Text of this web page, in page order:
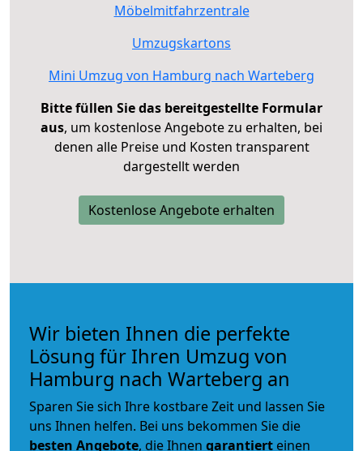
Möbelmitfahrzentrale
Umzugskartons
Mini Umzug von Hamburg nach Warteberg
Bitte füllen Sie das bereitgestellte Formular
aus, um kostenlose Angebote zu erhalten, bei
denen alle Preise und Kosten transparent
dargestellt werden
Kostenlose Angebote erhalten
Wir bieten Ihnen die perfekte
Lösung für Ihren Umzug von
Hamburg nach Warteberg an
Sparen Sie sich Ihre kostbare Zeit und lassen Sie
uns Ihnen helfen. Bei uns bekommen Sie die
besten Angebote, die Ihnen garantiert einen